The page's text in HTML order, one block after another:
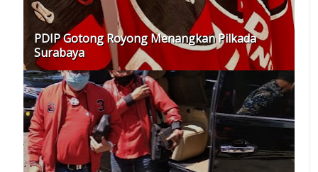
PDIP Gotong Royong Menangkan Pilkada
Surabaya